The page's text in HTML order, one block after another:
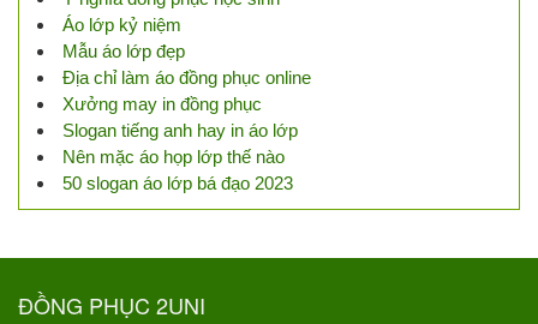
Áo lớp kỷ niệm
Mẫu áo lớp đẹp
Địa chỉ làm áo đồng phục online
Xưởng may in đồng phục
Slogan tiếng anh hay in áo lớp
Nên mặc áo họp lớp thế nào
50 slogan áo lớp bá đạo 2023
ĐỒNG PHỤC 2UNI